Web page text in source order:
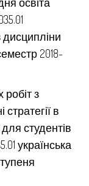
дисципліни
2018-
з
в
для студентів
українська